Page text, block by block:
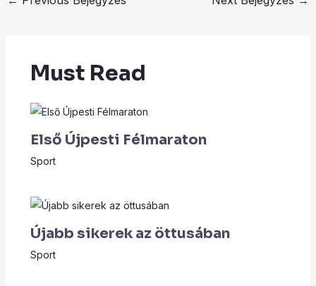
Must Read
Első Újpesti Félmaraton
Sport
Újabb sikerek az öttusában
Sport